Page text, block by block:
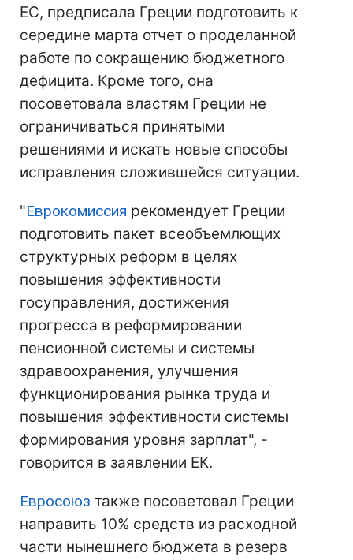
ЕС, предписала Греции подготовить к
середине марта отчет о проделанной
работе по сокращению бюджетного
дефицита. Кроме того, она
посоветовала властям Греции не
ограничиваться принятыми
решениями и искать новые способы
исправления сложившейся ситуации.
"Еврокомиссия рекомендует Греции
подготовить пакет всеобъемлющих
структурных реформ в целях
повышения эффективности
госуправления, достижения
прогресса в реформировании
пенсионной системы и системы
здравоохранения, улучшения
функционирования рынка труда и
повышения эффективности системы
формирования уровня зарплат", -
говорится в заявлении ЕК.
Евросоюз также посоветовал Греции
направить 10% средств из расходной
части нынешнего бюджета в резерв